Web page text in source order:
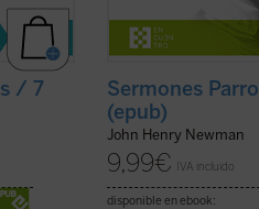
/ 7
Sermones
(epub)
John Henry Newman
9,99€ IVA incluido
disponible en ebook: